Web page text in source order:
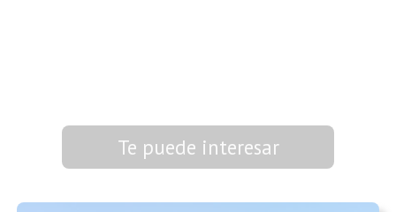
Te puede interesar